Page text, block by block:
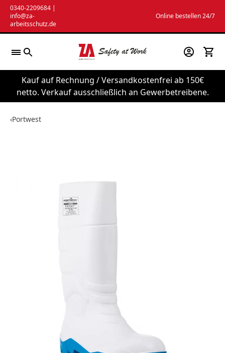
Zum
Inhalt
springen
0340-2209684 |
info@za-
arbeitsschutz.de
Online bestellen 24/7
Kauf auf Rechnung / Versandkostenfrei ab 150€
netto. Verkauf ausschließlich an Gewerbetreibene.
‹Portwest